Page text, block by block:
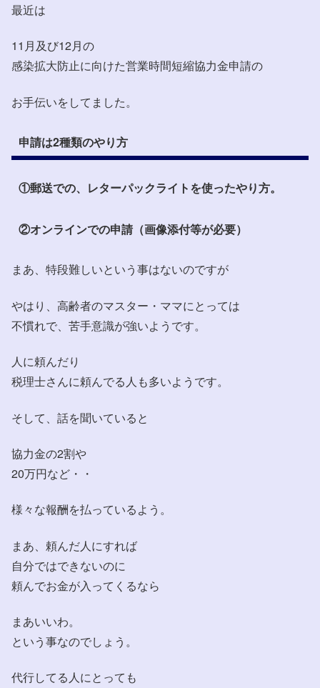
最近は
11月及び12月の
感染拡大防止に向けた営業時間短縮協力金申請の
お手伝いをしてました。
申請は2種類のやり方
①郵送での、レターパックライトを使ったやり方。
②オンラインでの申請（画像添付等が必要）
まあ、特段難しいという事はないのですが
やはり、高齢者のマスター・ママにとっては
不慣れで、苦手意識が強いようです。
人に頼んだり
税理士さんに頼んでる人も多いようです。
そして、話を聞いていると
協力金の2割や
20万円など・・
様々な報酬を払っているよう。
まあ、頼んだ人にすれば
自分ではできないのに
頼んでお金が入ってくるなら
まあいいわ。
という事なのでしょう。
代行してる人にとっても